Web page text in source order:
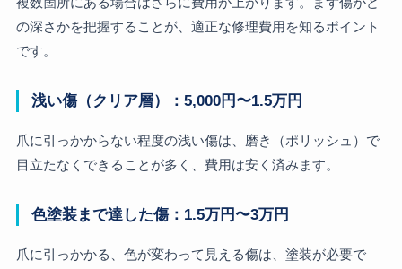
の深さかを把握することが、適正な修理費用を知るポイント
です。
浅い傷（クリア層）：5,000円〜1.5万円
爪に引っかからない程度の浅い傷は、磨き（ポリッシュ）で
目立たなくできることが多く、費用は安く済みます。
色塗装まで達した傷：1.5万円〜3万円
爪に引っかかる、色が変わって見える傷は、塗装が必要で